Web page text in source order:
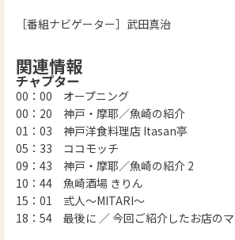
［番組ナビゲーター］武田真治
関連情報
チャプター
00：00 オープニング
00：20 神戸・摩耶／魚崎の紹介
01：03 神戸洋食料理店 Itasan亭
05：33 ココモッチ
09：43 神戸・摩耶／魚崎の紹介 2
10：44 魚崎酒場 きりん
15：01 弎人〜MITARI〜
18：54 最後に ／ 今回ご紹介したお店の